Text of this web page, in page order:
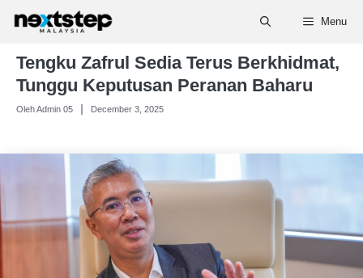
Skip
content
Menu
Tengku Zafrul Sedia Terus Berkhidmat,
Tunggu Keputusan Peranan Baharu
Oleh Admin 05 December 3, 2025